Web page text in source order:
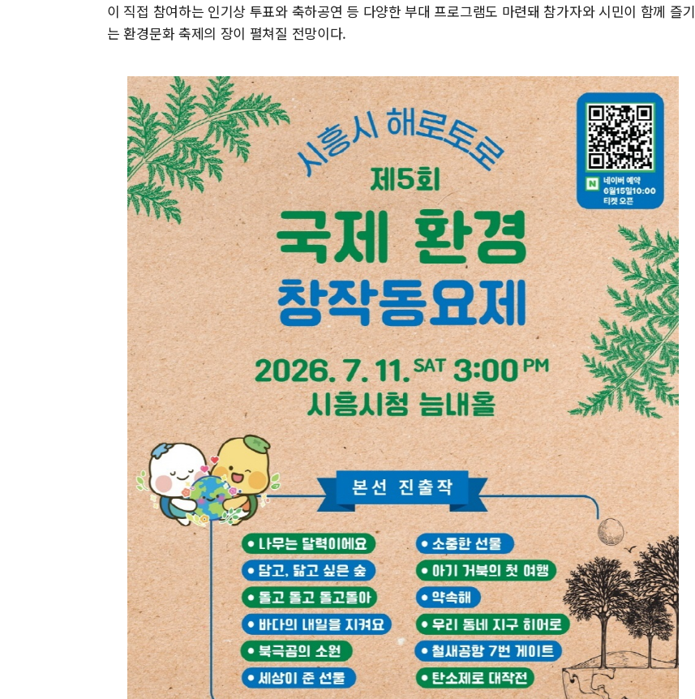
이 직접 참여하는 인기상 투표와 축하공연 등 다양한 부대 프로그램도 마련돼 참가자와 시민이 함께 즐기
는 환경문화 축제의 장이 펼쳐질 전망이다.